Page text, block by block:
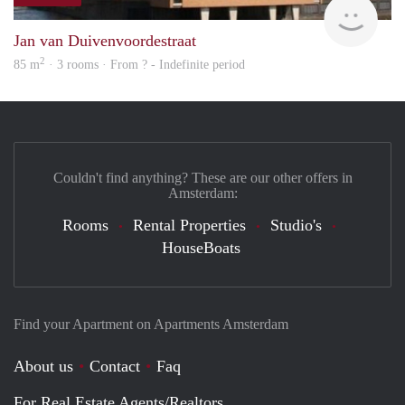
Jan van Duivenvoordestraat
85 m2 · 3 rooms · From ? - Indefinite period
Find your Apartment on Apartments Amsterdam
About us Contact
Faq
Couldn't find anything? These are our other offers in
Amsterdam:
Rooms Rental Properties
Studio's
HouseBoats